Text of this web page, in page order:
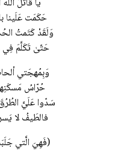
يا قاتَلَ
حَكَمَت عَلَينا
وَلَقَدْ كَتَمتُ
حَتّىٰ تَكَلَّمَ
وَبِمُهجَتي
حُرّاسُ
سَدّوا عَلَيَّ
فالطَيفُ لا
(فَهِيَ الَّتي